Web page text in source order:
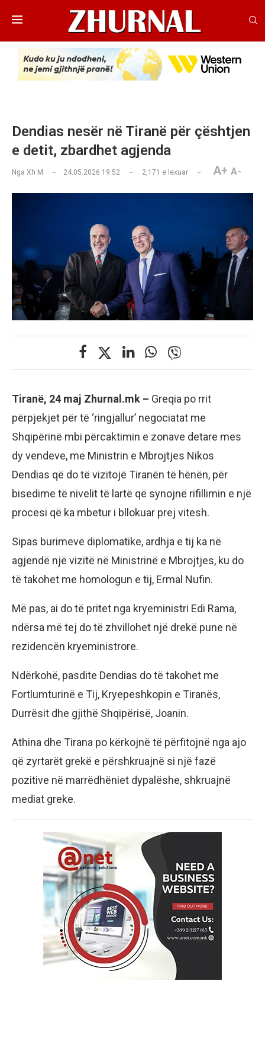
Dendias nesër në Tiranë për çështjen
e detit, zbardhet agjenda
Nga Xh M 24.05.2026 19:52 2,171 e lexuar A+ A-
Tiranë, 24 maj Zhurnal.mk – Greqia po rrit
përpjekjet për të ‘ringjallur’ negociatat me
Shqipërinë mbi përcaktimin e zonave detare mes
dy vendeve, me Ministrin e Mbrojtjes Nikos
Dendias që do të vizitojë Tiranën të hënën, për
bisedime të nivelit të lartë që synojnë rifillimin e një
procesi që ka mbetur i bllokuar prej vitesh.
Sipas burimeve diplomatike, ardhja e tij ka në
agjendë një vizitë në Ministrinë e Mbrojtjes, ku do
të takohet me homologun e tij, Ermal Nufin.
Më pas, ai do të pritet nga kryeministri Edi Rama,
ndërsa më tej do të zhvillohet një drekë pune në
rezidencën kryeministrore.
Ndërkohë, pasdite Dendias do të takohet me
Fortlumturinë e Tij, Kryepeshkopin e Tiranës,
Durrësit dhe gjithë Shqipërisë, Joanin.
Athina dhe Tirana po kërkojnë të përfitojnë nga ajo
që zyrtarët grekë e përshkruajnë si një fazë
pozitive në marrëdhëniet dypalëshe, shkruajnë
mediat greke.